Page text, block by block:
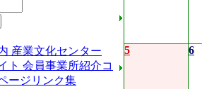
産業文化センター
ト 会員事業所紹介コ
ージリンク集
5 6